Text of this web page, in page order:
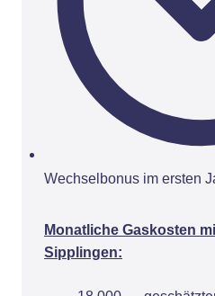
Wechselbonus im ersten
Monatliche Gaskosten
Sipplingen: